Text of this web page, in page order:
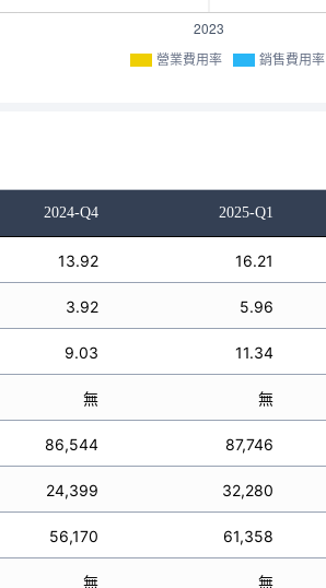
營業費用率 銷售費用率
2024-Q4 2025-Q1
13.92 16.21
3.92 5.96
9.03 11.34
無 無
86,544 87,746
24,399 32,280
56,170 61,358
無 無